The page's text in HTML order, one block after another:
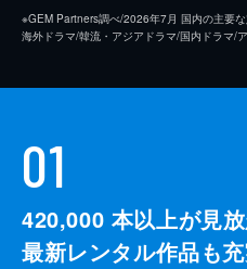
※GEM Partners調べ/2026年7⽉ 国内の主要
海外ドラマ/韓流・アジアドラマ/国内ドラマ/
01
420,000 本以上が見放
最新レンタル作品も充